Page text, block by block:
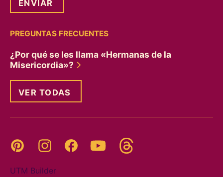
PREGUNTAS FRECUENTES
¿Por qué se les llama «Hermanas de la
Misericordia»?
VER TODAS
Pinterest InstagramFacebookYouTube
UTM Builder